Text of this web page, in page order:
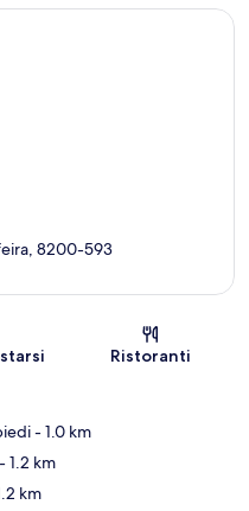
8200-593
Ristoranti
- 1.0 km
- 1.2 km
km